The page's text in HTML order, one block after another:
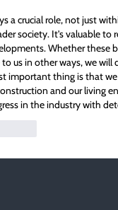
a crucial role, not just
society. It's valuable to
Whether these
us in other ways, we will
important thing is that
and our living
in the industry with